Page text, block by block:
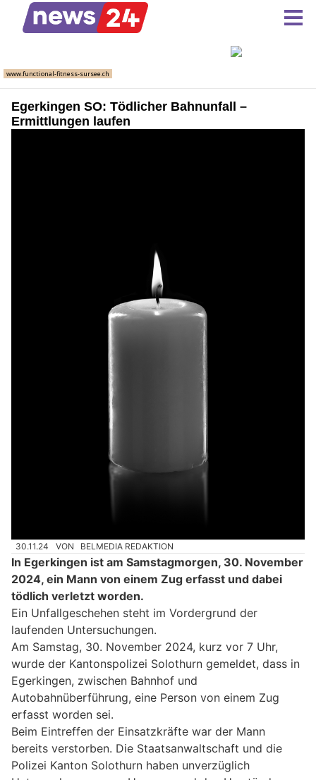
Egerkingen SO: Tödlicher Bahnunfall –
Ermittlungen laufen
30.11.24 VON BELMEDIA REDAKTION
In Egerkingen ist am Samstagmorgen, 30. November
2024, ein Mann von einem Zug erfasst und dabei
tödlich verletzt worden.
Ein Unfallgeschehen steht im Vordergrund der
laufenden Untersuchungen.
Am Samstag, 30. November 2024, kurz vor 7 Uhr,
wurde der Kantonspolizei Solothurn gemeldet, dass in
Egerkingen, zwischen Bahnhof und
Autobahnüberführung, eine Person von einem Zug
erfasst worden sei.
Beim Eintreffen der Einsatzkräfte war der Mann
bereits verstorben. Die Staatsanwaltschaft und die
Polizei Kanton Solothurn haben unverzüglich